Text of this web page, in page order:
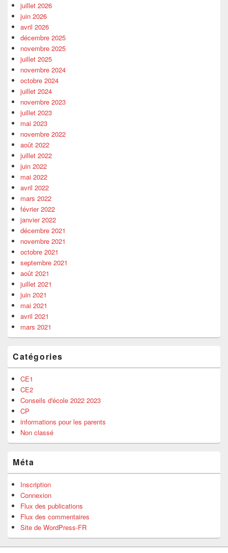
juillet 2026
juin 2026
avril 2026
décembre 2025
novembre 2025
juillet 2025
novembre 2024
octobre 2024
juillet 2024
novembre 2023
juillet 2023
mai 2023
novembre 2022
août 2022
juillet 2022
juin 2022
mai 2022
avril 2022
mars 2022
février 2022
janvier 2022
décembre 2021
novembre 2021
octobre 2021
septembre 2021
août 2021
juillet 2021
juin 2021
mai 2021
avril 2021
mars 2021
Catégories
CE1
CE2
Conseils d'école 2022 2023
CP
informations pour les parents
Non classé
Méta
Inscription
Connexion
Flux des publications
Flux des commentaires
Site de WordPress-FR